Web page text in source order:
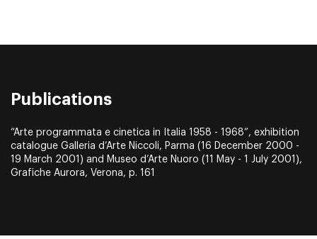
Publications
“Arte programmata e cinetica in Italia 1958 - 1968”, exhibition
catalogue Galleria d’Arte Niccoli, Parma (16 December 2000 -
19 March 2001) and Museo d’Arte Nuoro (11 May - 1 July 2001),
Grafiche Aurora, Verona, p. 161